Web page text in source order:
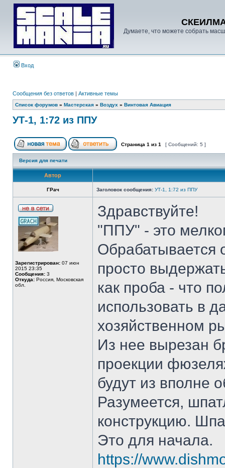
Думаете, что можете собрать
Вход
Сообщения без ответов | Активные темы
Список форумов » Мастерская » Воздух » Винтовая Авиация
УТ-1, 1:72 из ППУ
Страница 1 из 1 [ Сообщений: 5 ]
Версия для печати
Автор
ГРач Заголовок сообщения: УТ-1, 1:72 из ППУ
Зарегистрирован: 07 июн
2015 23:35
Сообщения: 3
Откуда: Россия, Московская
обл.
Здравствуйте!
"ППУ" - это
Обрабатывается
просто
как проба - что
использовать в
хозяйственном
Из нее вырезан
проекции
будут из вполне
Разумеется,
конструкцию.
Это для начала.
https://